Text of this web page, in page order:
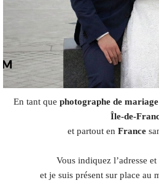
En tant que photographe de
Île-de-
et partout en France
Vous indiquez l’adresse
et je suis présent sur place au